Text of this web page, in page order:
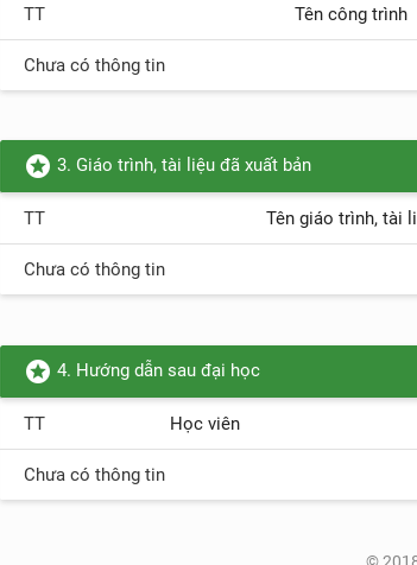
TT Tên công trình
Chưa có thông tin
stars 3. Giáo trình, tài liệu đã xuất bản
TT Tên giáo trình, tài
Chưa có thông tin
stars 4. Hướng dẫn sau đại học
TT Học viên
Chưa có thông tin